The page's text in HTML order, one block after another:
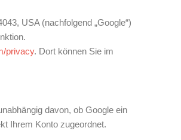
USA (nachfolgend „Google“)
privacy. Dort können Sie im
davon, ob Google ein
Ihrem Konto zugeordnet.